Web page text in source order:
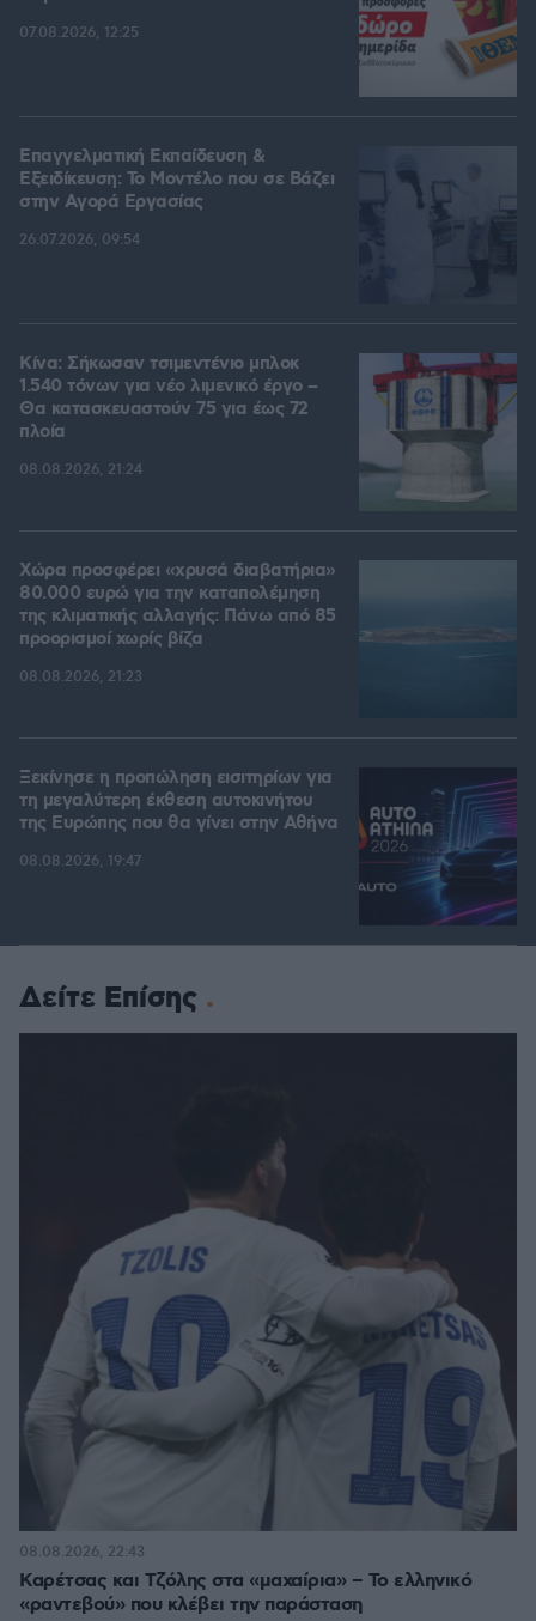
07.08.2026, 12:25
Επαγγελματική Εκπαίδευση &
Εξειδίκευση: Το Mοντέλο που σε Bάζει
στην Aγορά Eργασίας
26.07.2026, 09:54
Κίνα: Σήκωσαν τσιμεντένιο μπλοκ
1.540 τόνων για νέο λιμενικό έργο –
Θα κατασκευαστούν 75 για έως 72
πλοία
08.08.2026, 21:24
Χώρα προσφέρει «χρυσά διαβατήρια»
80.000 ευρώ για την καταπολέμηση
της κλιματικής αλλαγής: Πάνω από 85
προορισμοί χωρίς βίζα
08.08.2026, 21:23
Ξεκίνησε η προπώληση εισιτηρίων για
τη μεγαλύτερη έκθεση αυτοκινήτου
της Ευρώπης που θα γίνει στην Αθήνα
08.08.2026, 19:47
Δείτε Επίσης
Καρέτσας και Τζόλης στα «μαχαίρια» – Το ελληνικό
«ραντεβού» που κλέβει την παράσταση
08.08.2026, 22:43